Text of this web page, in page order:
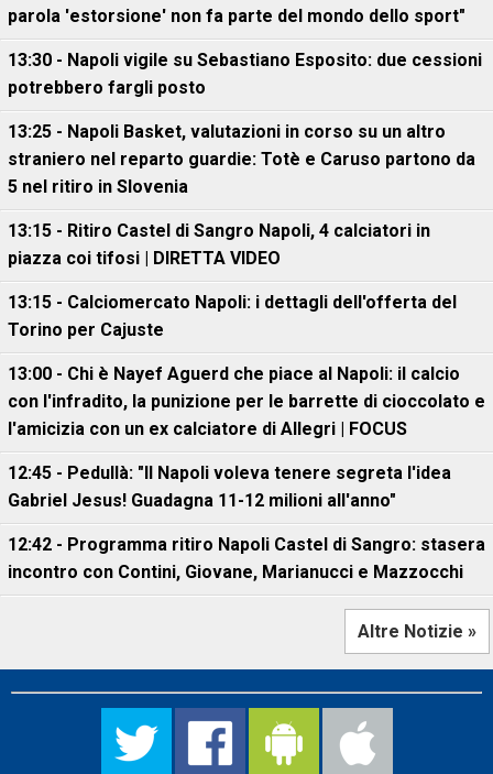
parola 'estorsione' non fa parte del mondo dello sport"
13:30 - Napoli vigile su Sebastiano Esposito: due cessioni
potrebbero fargli posto
13:25 - Napoli Basket, valutazioni in corso su un altro
straniero nel reparto guardie: Totè e Caruso partono da
5 nel ritiro in Slovenia
13:15 - Ritiro Castel di Sangro Napoli, 4 calciatori in
piazza coi tifosi | DIRETTA VIDEO
13:15 - Calciomercato Napoli: i dettagli dell'offerta del
Torino per Cajuste
13:00 - Chi è Nayef Aguerd che piace al Napoli: il calcio
con l'infradito, la punizione per le barrette di cioccolato e
l'amicizia con un ex calciatore di Allegri | FOCUS
12:45 - Pedullà: "Il Napoli voleva tenere segreta l'idea
Gabriel Jesus! Guadagna 11-12 milioni all'anno"
12:42 - Programma ritiro Napoli Castel di Sangro: stasera
incontro con Contini, Giovane, Marianucci e Mazzocchi
Altre Notizie »